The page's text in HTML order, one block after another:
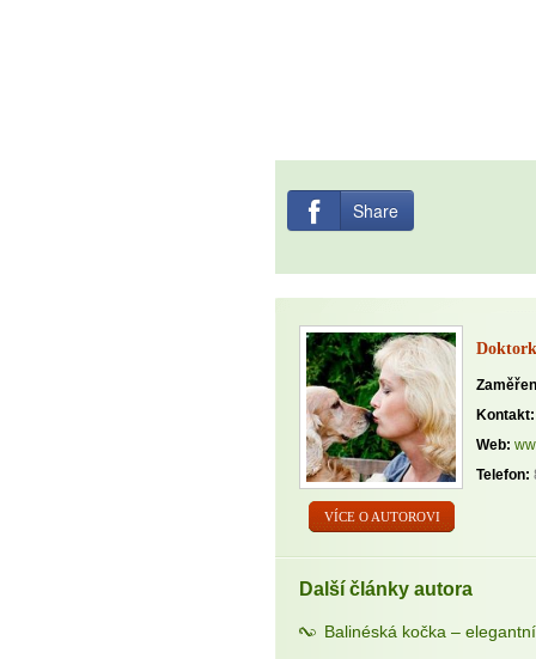
Share
VÍCE O AUTOROVI
Kontakt:
Web:
Telefon:
Další články autora
Balinéská kočka –